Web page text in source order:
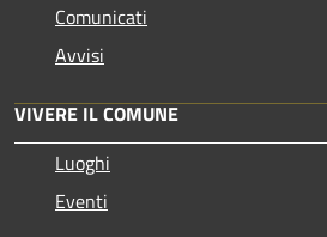
Comunicati
Avvisi
VIVERE IL COMUNE
Luoghi
Eventi